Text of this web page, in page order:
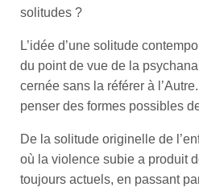
solitudes ?
L’idée d’une solitude
du point de vue de la
cernée sans la référer à
penser des formes possibles
De la solitude originelle de
où la violence subie a produit
toujours actuels, en passant